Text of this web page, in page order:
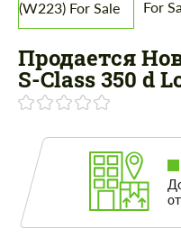
Продается
S-Class 350 d